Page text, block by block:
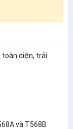
toàn diện, trải
và T568B